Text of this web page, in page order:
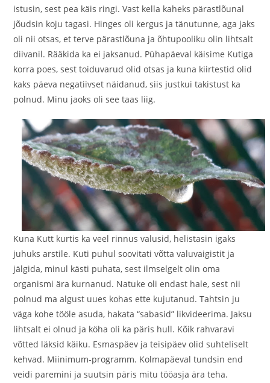
istusin, sest pea käis ringi. Vast kella kaheks pärastlõunal
jõudsin koju tagasi. Hinges oli kergus ja tänutunne, aga jaks
oli nii otsas, et terve pärastlõuna ja õhtupooliku olin lihtsalt
diivanil. Rääkida ka ei jaksanud. Pühapäeval käisime Kutiga
korra poes, sest toiduvarud olid otsas ja kuna kiirtestid olid
kaks päeva negatiivset näidanud, siis justkui takistust ka
polnud. Minu jaoks oli see taas liig.
Kuna Kutt kurtis ka veel rinnus valusid, helistasin igaks
juhuks arstile. Kuti puhul soovitati võtta valuvaigistit ja
jälgida, minul kästi puhata, sest ilmselgelt olin oma
organismi ära kurnanud. Natuke oli endast hale, sest nii
polnud ma algust uues kohas ette kujutanud. Tahtsin ju
väga kohe tööle asuda, hakata “sabasid” likvideerima. Jaksu
lihtsalt ei olnud ja köha oli ka päris hull. Kõik rahvaravi
võtted läksid käiku. Esmaspäev ja teisipäev olid suhteliselt
kehvad. Miinimum-programm. Kolmapäeval tundsin end
veidi paremini ja suutsin päris mitu tööasja ära teha.